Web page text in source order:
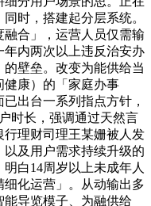
时，搭建起分层系统。
合」，运营人员仅需输
年内两次以上违反治安办
壁垒。改变为能供给当
健康）的「家庭办事
出台一系列指点方针，
时长，强调通过天然言
理财司理王某姗被人发
及用户需求持续升级的
白14周岁以上未成年人
细化运营」。从动输出多
导览模子、为融供给